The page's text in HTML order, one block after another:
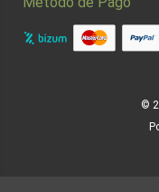
©